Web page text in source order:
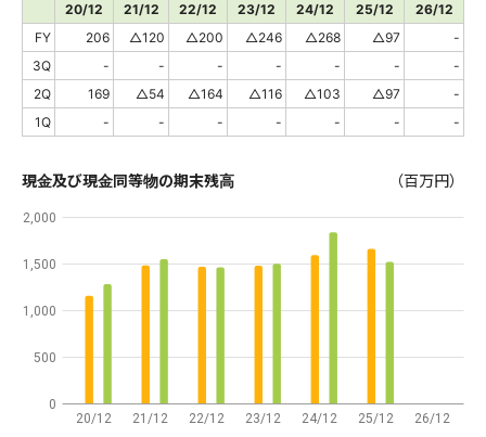
20/12 21/12 22/12 23/12 24/12 25/12
26/12
FY
206 △120 △200 △246 △268 △97
-
3Q
- - - - - -
-
2Q
169 △54 △164 △116 △103 △97
-
1Q
- - - - - - -
現金及び現金同等物の期末残高 （百万円）
20/12 21/12 22/12 23/12 24/12 25/12 26/12
0
500
1,000
1,500
2,000